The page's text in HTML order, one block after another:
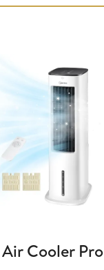
Cooler Pro